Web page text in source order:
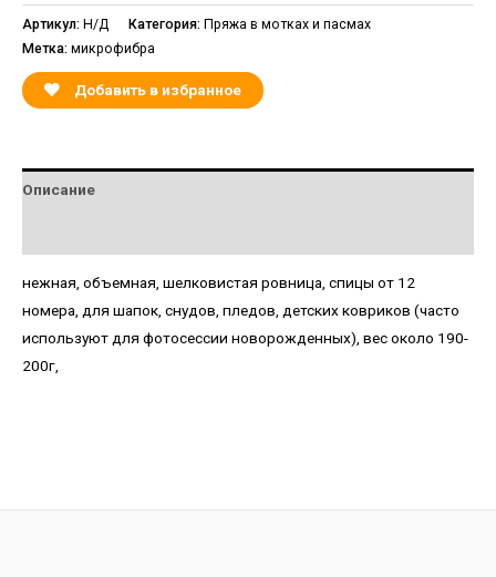
Артикул: Н/Д Категория: Пряжа в мотках и пасмах
Метка: микрофибра
Добавить в избранное
Описание
нежная, объемная, шелковистая ровница, спицы от 12
номера, для шапок, снудов, пледов, детских ковриков (часто
используют для фотосессии новорожденных), вес около 190-
200г,